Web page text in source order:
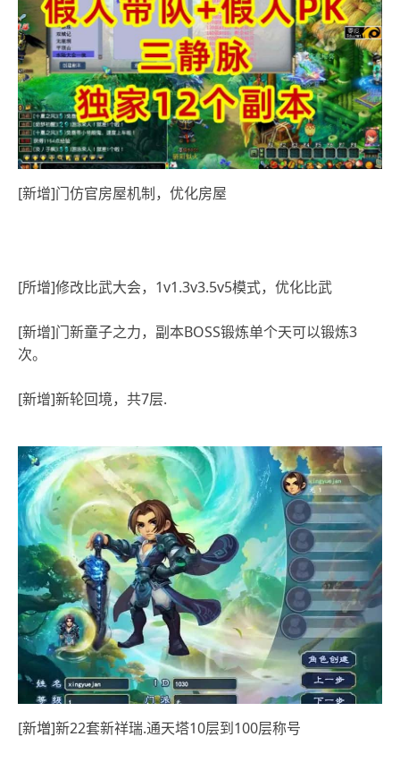
[新增]门仿官房屋机制，优化房屋
[所增]修改比武大会，1v1.3v3.5v5模式，优化比武
[新增]门新童子之力，副本BOSS锻炼单个天可以锻炼3
次。
[新增]新轮回境，共7层.
[新増]新22套新祥瑞.通天塔10层到100层称号